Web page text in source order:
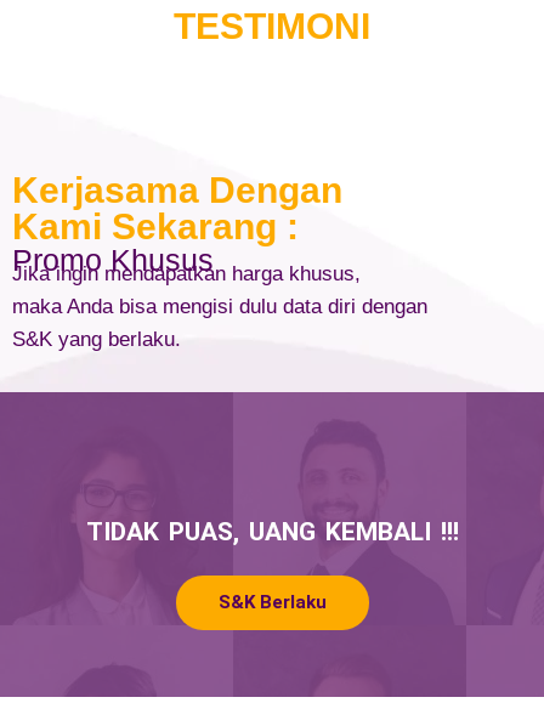
TESTIMONI
Kerjasama Dengan
Kami Sekarang :
Promo Khusus
Jika ingin mendapatkan harga khusus,
maka Anda bisa mengisi dulu data diri dengan
S&K yang berlaku.
TIDAK PUAS, UANG KEMBALI !!!
S&K Berlaku